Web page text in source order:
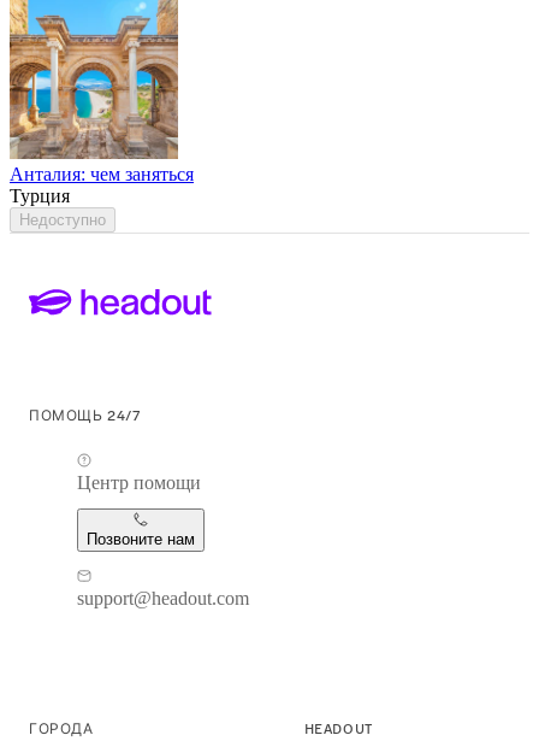
Анталия: чем заняться
Турция
Недоступно
ПОМОЩЬ 24/7
Центр помощи
Позвоните нам
support@headout.com
ГОРОДА HEADOUT